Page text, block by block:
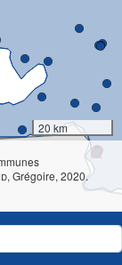
20 km
, Grégoire, 2020.